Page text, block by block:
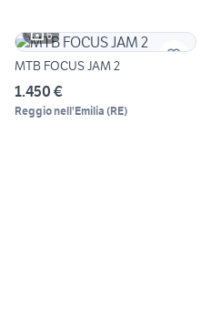
6
MTB FOCUS JAM 2
1.450 €
Reggio nell'Emilia (RE)